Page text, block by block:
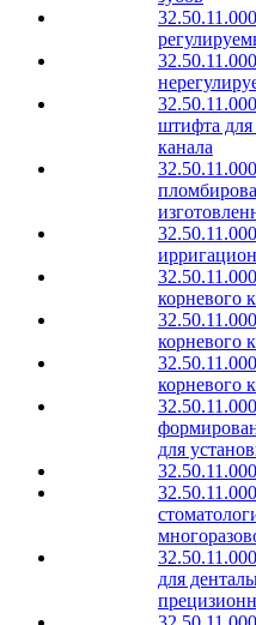
штифта для
канала
корневого
корневого
корневого
для
для